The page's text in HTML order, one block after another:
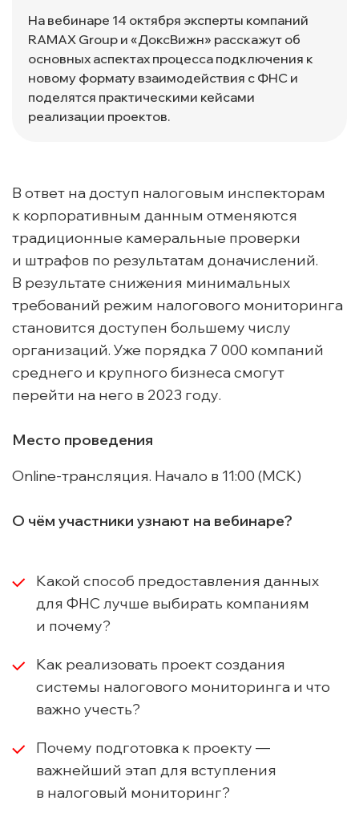
На вебинаре 14 октября эксперты компаний
RAMAX Group и «ДоксВижн» расскажут об
основных аспектах процесса подключения к
новому формату взаимодействия с ФНС и
поделятся практическими кейсами
реализации проектов.
В ответ на доступ налоговым инспекторам
к корпоративным данным отменяются
традиционные камеральные проверки
и штрафов по результатам доначислений.
В результате снижения минимальных
требований режим налогового мониторинга
становится доступен большему числу
организаций. Уже порядка 7 000 компаний
среднего и крупного бизнеса смогут
перейти на него в 2023 году.
Место проведения
Online-трансляция. Начало в 11:00 (МСК)
О чём участники узнают на вебинаре?
Какой способ предоставления данных
для ФНС лучше выбирать компаниям
и почему?
Как реализовать проект создания
системы налогового мониторинга и что
важно учесть?
Почему подготовка к проекту —
важнейший этап для вступления
в налоговый мониторинг?